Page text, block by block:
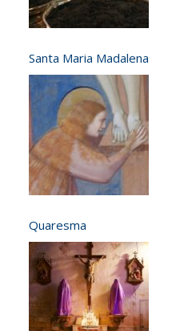
Santa Maria Madalena
Quaresma